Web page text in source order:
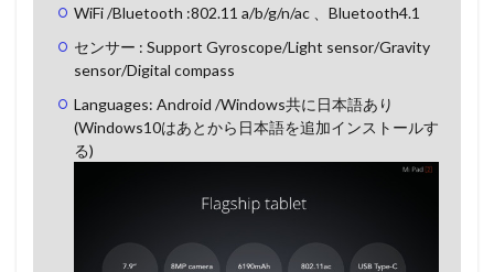
WiFi /Bluetooth :802.11 a/b/g/n/ac 、Bluetooth4.1
センサー : Support Gyroscope/Light sensor/Gravity
sensor/Digital compass
Languages: Android /Windows共に日本語あり
(Windows10はあとから日本語を追加インストールす
る)